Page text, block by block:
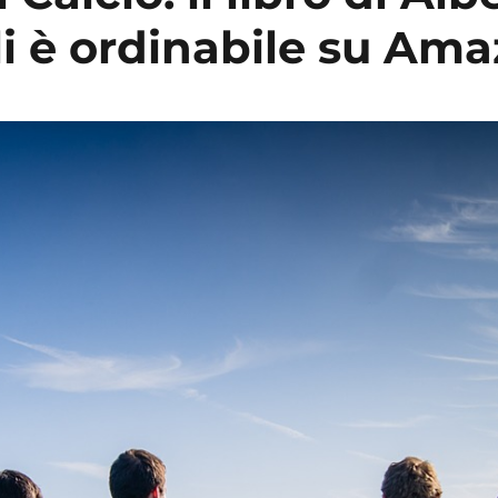
è ordinabile su